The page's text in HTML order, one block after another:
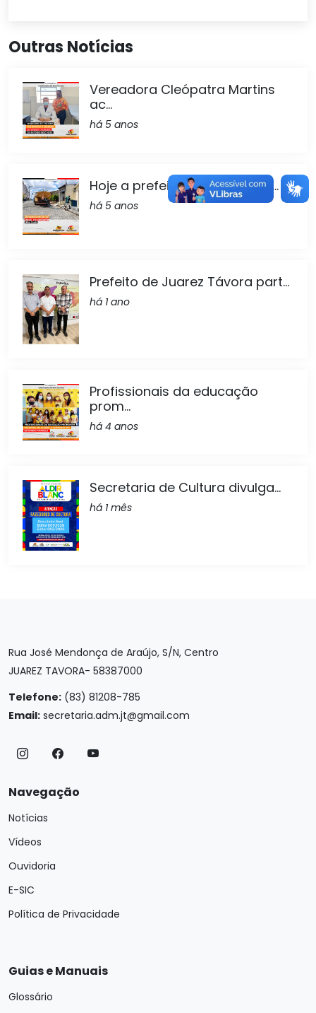
Outras Notícias
Vereadora Cleópatra Martins
ac...
há 5 anos
Hoje a prefeitura realizou o a...
há 5 anos
Prefeito de Juarez Távora part...
há 1 ano
Profissionais da educação
prom...
há 4 anos
Secretaria de Cultura divulga...
há 1 mês
Rua José Mendonça de Araújo, S/N, Centro
JUAREZ TAVORA- 58387000
Telefone: (83) 81208-785
Email: secretaria.adm.jt@gmail.com
Navegação
Notícias
Vídeos
Ouvidoria
E-SIC
Política de Privacidade
Guias e Manuais
Glossário